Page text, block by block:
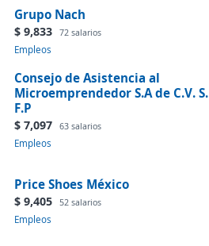
Grupo Nach
$ 9,833 72 salarios
Empleos
Consejo de Asistencia al
Microemprendedor S.A de C.V. S.
F.P
$ 7,097 63 salarios
Empleos
Price Shoes México
$ 9,405 52 salarios
Empleos